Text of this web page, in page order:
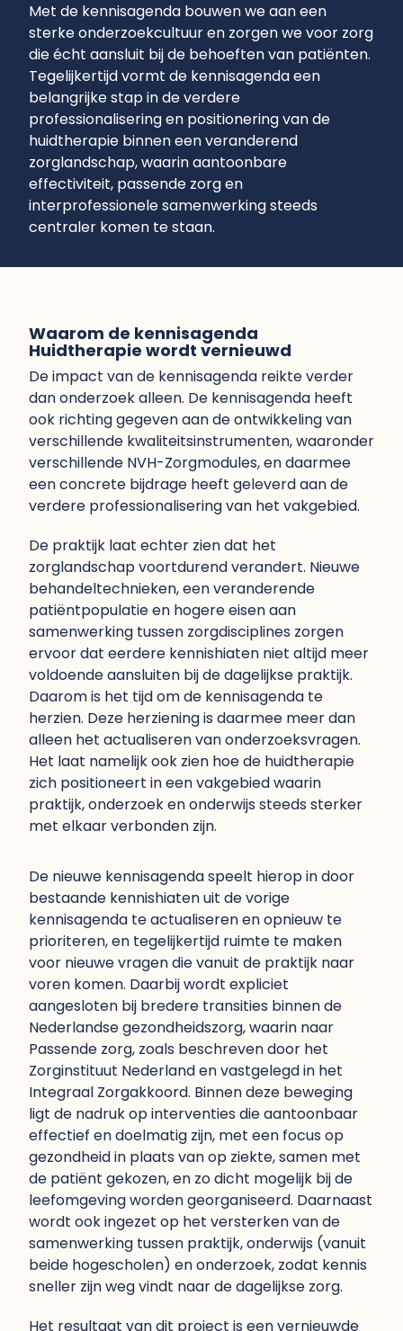
Met de kennisagenda bouwen we aan een
sterke onderzoekcultuur en zorgen we voor zorg
die écht aansluit bij de behoeften van patiënten.
Tegelijkertijd vormt de kennisagenda een
belangrijke stap in de verdere
professionalisering en positionering van de
huidtherapie binnen een veranderend
zorglandschap, waarin aantoonbare
effectiviteit, passende zorg en
interprofessionele samenwerking steeds
centraler komen te staan.
Waarom de kennisagenda
Huidtherapie wordt vernieuwd
De impact van de kennisagenda reikte verder
dan onderzoek alleen. De kennisagenda heeft
ook richting gegeven aan de ontwikkeling van
verschillende kwaliteitsinstrumenten, waaronder
verschillende NVH-Zorgmodules, en daarmee
een concrete bijdrage heeft geleverd aan de
verdere professionalisering van het vakgebied.
De praktijk laat echter zien dat het
zorglandschap voortdurend verandert. Nieuwe
behandeltechnieken, een veranderende
patiëntpopulatie en hogere eisen aan
samenwerking tussen zorgdisciplines zorgen
ervoor dat eerdere kennishiaten niet altijd meer
voldoende aansluiten bij de dagelijkse praktijk.
Daarom is het tijd om de kennisagenda te
herzien. Deze herziening is daarmee meer dan
alleen het actualiseren van onderzoeksvragen.
Het laat namelijk ook zien hoe de huidtherapie
zich positioneert in een vakgebied waarin
praktijk, onderzoek en onderwijs steeds sterker
met elkaar verbonden zijn.
De nieuwe kennisagenda speelt hierop in door
bestaande kennishiaten uit de vorige
kennisagenda te actualiseren en opnieuw te
prioriteren, en tegelijkertijd ruimte te maken
voor nieuwe vragen die vanuit de praktijk naar
voren komen. Daarbij wordt expliciet
aangesloten bij bredere transities binnen de
Nederlandse gezondheidszorg, waarin naar
Passende zorg, zoals beschreven door het
Zorginstituut Nederland en vastgelegd in het
Integraal Zorgakkoord. Binnen deze beweging
ligt de nadruk op interventies die aantoonbaar
effectief en doelmatig zijn, met een focus op
gezondheid in plaats van op ziekte, samen met
de patiënt gekozen, en zo dicht mogelijk bij de
leefomgeving worden georganiseerd. Daarnaast
wordt ook ingezet op het versterken van de
samenwerking tussen praktijk, onderwijs (vanuit
beide hogescholen) en onderzoek, zodat kennis
sneller zijn weg vindt naar de dagelijkse zorg.
Het resultaat van dit project is een vernieuwde